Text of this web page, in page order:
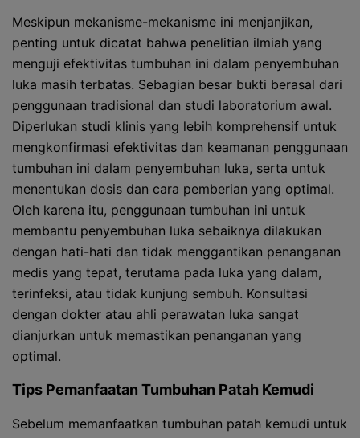
Meskipun mekanisme-mekanisme ini menjanjikan,
penting untuk dicatat bahwa penelitian ilmiah yang
menguji efektivitas tumbuhan ini dalam penyembuhan
luka masih terbatas. Sebagian besar bukti berasal dari
penggunaan tradisional dan studi laboratorium awal.
Diperlukan studi klinis yang lebih komprehensif untuk
mengkonfirmasi efektivitas dan keamanan penggunaan
tumbuhan ini dalam penyembuhan luka, serta untuk
menentukan dosis dan cara pemberian yang optimal.
Oleh karena itu, penggunaan tumbuhan ini untuk
membantu penyembuhan luka sebaiknya dilakukan
dengan hati-hati dan tidak menggantikan penanganan
medis yang tepat, terutama pada luka yang dalam,
terinfeksi, atau tidak kunjung sembuh. Konsultasi
dengan dokter atau ahli perawatan luka sangat
dianjurkan untuk memastikan penanganan yang
optimal.
Tips Pemanfaatan Tumbuhan Patah Kemudi
Sebelum memanfaatkan tumbuhan patah kemudi untuk